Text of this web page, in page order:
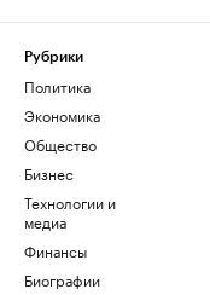
Рубрики
Политика
Экономика
Общество
Бизнес
Технологии и
медиа
Финансы
Биографии